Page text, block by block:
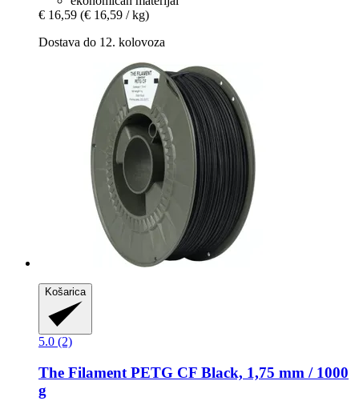
€ 16,59 (€ 16,59 / kg)
Dostava do 12. kolovoza
Košarica
5.0 (2)
The Filament PETG CF Black, 1,75 mm / 1000
g